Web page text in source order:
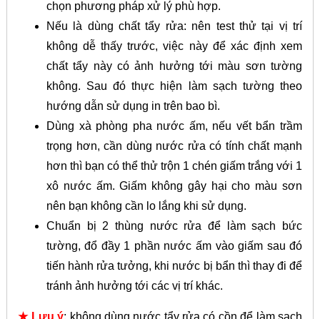
chọn phương pháp xử lý phù hợp.
Nếu là dùng chất tẩy rửa: nên test thử tại vị trí
không dễ thấy trước, việc này để xác định xem
chất tẩy này có ảnh hưởng tới màu sơn tường
không. Sau đó thực hiện làm sạch tường theo
hướng dẫn sử dụng in trên bao bì.
Dùng xà phòng pha nước ấm, nếu vết bẩn trầm
trọng hơn, cần dùng nước rửa có tính chất mạnh
hơn thì bạn có thể thử trộn 1 chén giấm trắng với 1
xô nước ấm. Giấm không gây hại cho màu sơn
nên bạn không cần lo lắng khi sử dụng.
Chuẩn bị 2 thùng nước rửa để làm sạch bức
tường, đổ đầy 1 phần nước ấm vào giấm sau đó
tiến hành rửa tưởng, khi nước bị bẩn thì thay đi để
tránh ảnh hưởng tới các vị trí khác.
★ Lưu ý: không dùng nước tẩy rửa có cồn để làm sạch